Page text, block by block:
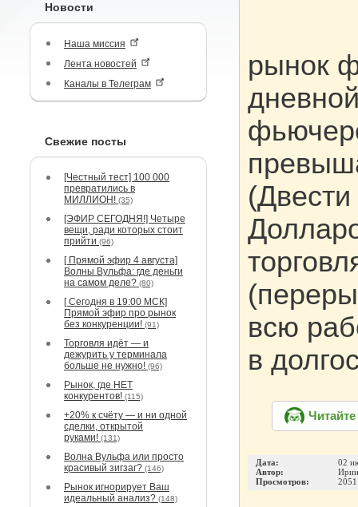
Новости
Наша миссия
Лента новостей
Каналы в Телеграм
Свежие посты
[Честный тест] 100 000
превратились в
МИЛЛИОН! (35)
[ЭФИР СЕГОДНЯ!] Четыре
вещи, ради которых стоит
прийти (96)
[ Прямой эфир 4 августа]
Волны Вульфа: где деньги
на самом деле? (80)
[ Сегодня в 19:00 МСК]
Прямой эфир про рынок
без конкуренции! (91)
Торговля идёт — и
дежурить у терминала
больше не нужно! (96)
Рынок, где НЕТ
конкурентов! (115)
+20% к счёту — и ни одной
сделки, открытой
руками! (131)
Волна Вульфа или просто
красивый зигзаг? (146)
Рынок игнорирует Ваш
идеальный анализ? (148)
рынок
всю
в
Дата:
02
Автор:
Просмотров:
2051